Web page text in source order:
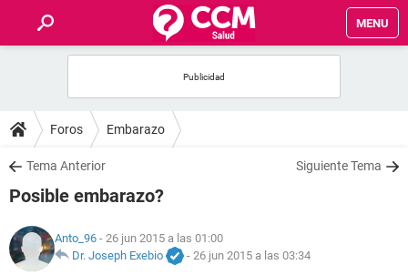
MENU
FOROS
SALUD
NUTRICIÓN
Foros Embarazo
Tema Anterior Siguiente Tema
Posible embarazo?
Anto_96 - 26 jun 2015 a las 01:00
Dr. Joseph Exebio
- 26 jun 2015 a las 03:34